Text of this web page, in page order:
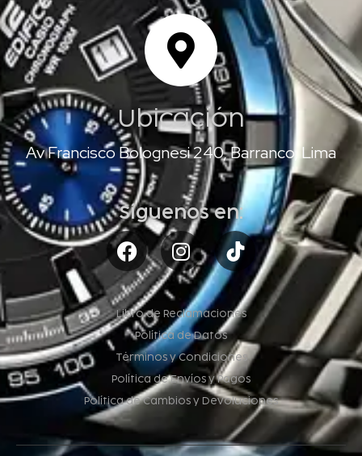
Ubicación
Av Francisco Bolognesi 240, Barranco, Lima
Síguenos en:
Libro de Reclamaciones
Política de Datos
Términos y Condiciones
Política de Envíos y Pagos
Política de Cambios y Devoluciones